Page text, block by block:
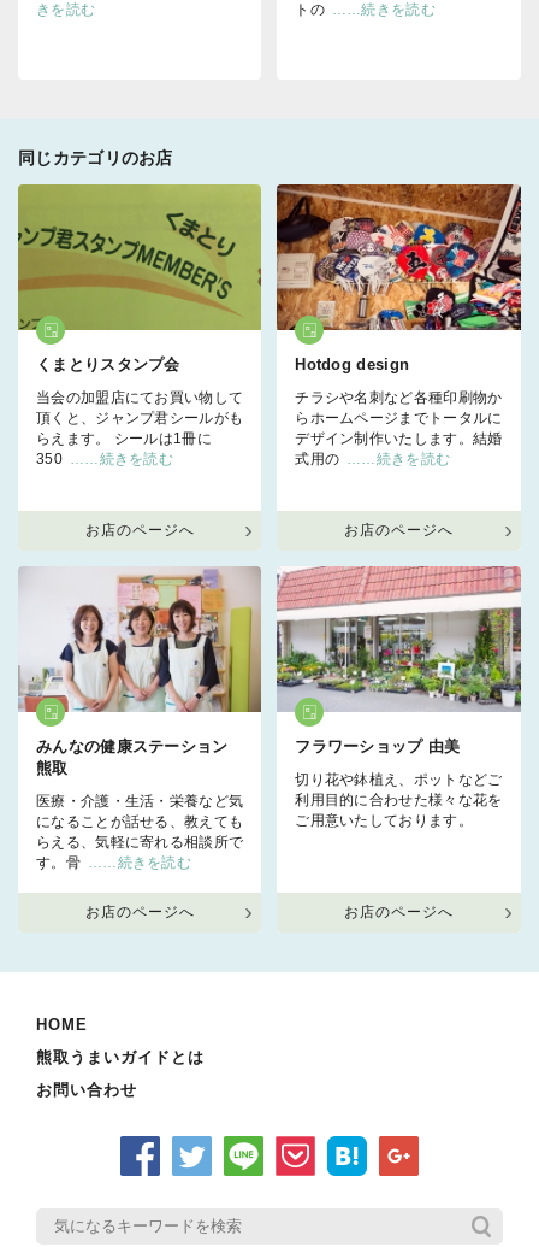
きを読む
トの ……続きを読む
同じカテゴリのお店
くまとりスタンプ会
当会の加盟店にてお買い物して
頂くと、ジャンプ君シールがも
らえます。 シールは1冊に
350
……続きを読む
お店のページへ
Hotdog design
チラシや名刺など各種印刷物か
らホームページまでトータルに
デザイン制作いたします。結婚
式用の
……続きを読む
お店のページへ
みんなの健康ステーション
熊取
医療・介護・生活・栄養など気
になることが話せる、教えても
らえる、気軽に寄れる相談所で
す。骨
……続きを読む
お店のページへ
フラワーショップ 由美
切り花や鉢植え、ポットなどご
利用目的に合わせた様々な花を
ご用意いたしております。
お店のページへ
HOME
熊取うまいガイドとは
お問い合わせ